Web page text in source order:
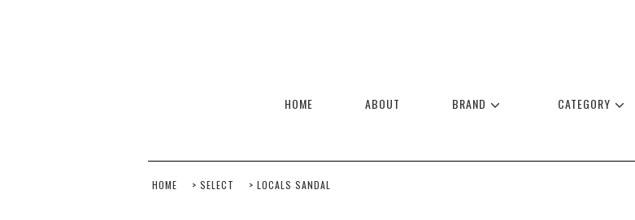
HOME ABOUT BRAND CATEGORY
HOME > SELECT > LOCALS SANDAL